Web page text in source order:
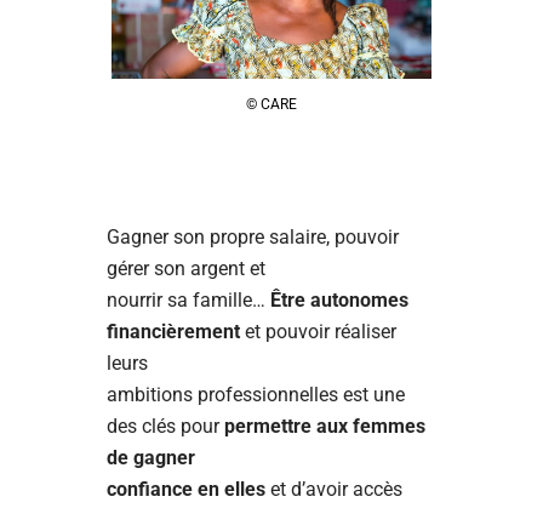
© CARE
Gagner son propre salaire, pouvoir
gérer son argent et
nourrir sa famille… Être autonomes
financièrement et pouvoir réaliser
leurs
ambitions professionnelles est une
des clés pourpermettre aux femmes
de gagner
confiance en elles et d’avoir accès